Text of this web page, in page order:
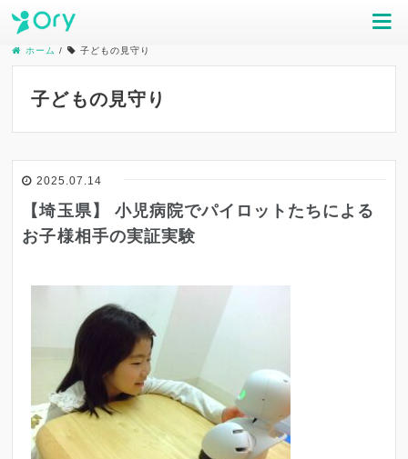
ホーム / 子どもの見守り
子どもの見守り
2025.07.14
【埼玉県】 小児病院でパイロットたちによる
お子様相手の実証実験